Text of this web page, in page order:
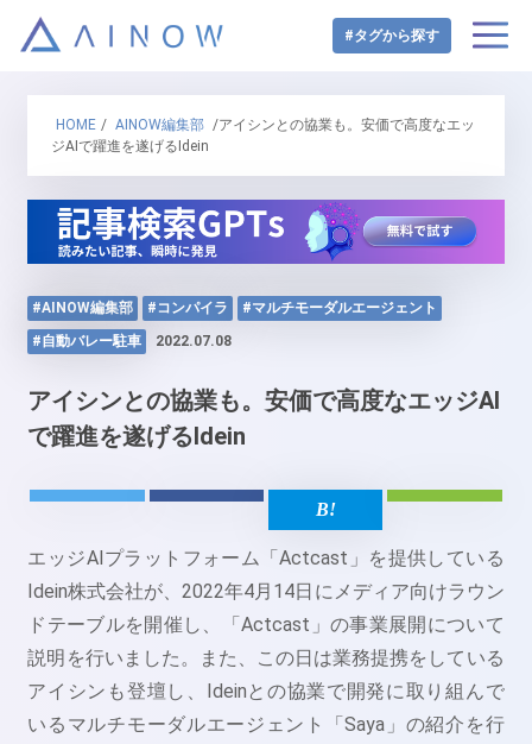
#タグから探す
HOME / AINOW編集部 /アイシンとの協業も。安価で高度なエッ
ジAIで躍進を遂げるIdein
#AINOW編集部 #コンパイラ
#マルチモーダルエージェント
#自動バレー駐車
2022.07.08
アイシンとの協業も。安価で高度なエッジAI
で躍進を遂げるIdein
エッジAIプラットフォーム「Actcast」を提供している
Idein株式会社が、2022年4月14日にメディア向けラウン
ドテーブルを開催し、「Actcast」の事業展開について
説明を行いました。また、この日は業務提携をしている
アイシンも登壇し、Ideinとの協業で開発に取り組んで
いるマルチモーダルエージェント「Saya」の紹介を行